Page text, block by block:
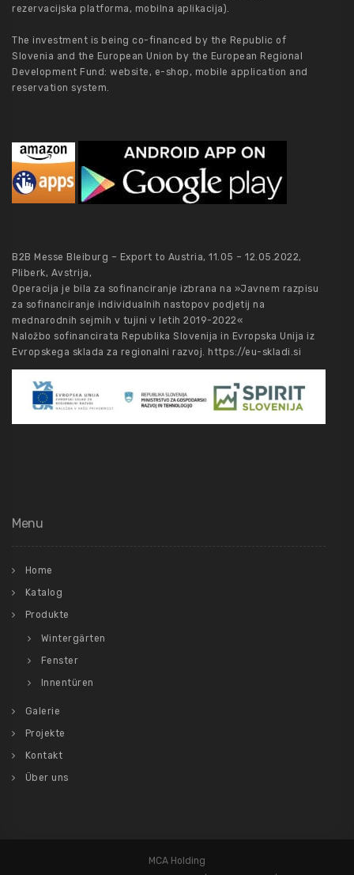
rezervacijska platforma, mobilna aplikacija).
The investment is being co-financed by the Republic of
Slovenia and the European Union by the European Regional
Development Fund: website, e-shop, mobile application and
reservation system.
B2B Messe Bleiburg – Export to Austria, 11.05 – 12.05.2022,
Pliberk, Avstrija,
Operacija je bila za sofinanciranje izbrana na »Javnem razpisu
za sofinanciranje individualnih nastopov podjetij na
mednarodnih sejmih v tujini v letih 2019-2022«
Naložbo sofinancirata Republika Slovenija in Evropska Unija iz
Evropskega sklada za regionalni razvoj. https://eu-skladi.si
Menu
Home
Katalog
Produkte
Wintergärten
Fenster
Innentüren
Galerie
Projekte
Kontakt
Über uns
MCA Holding